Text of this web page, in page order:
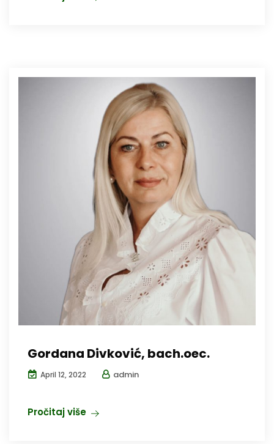
Gordana Divković, bach.oec.
April 12, 2022 admin
Pročitaj više